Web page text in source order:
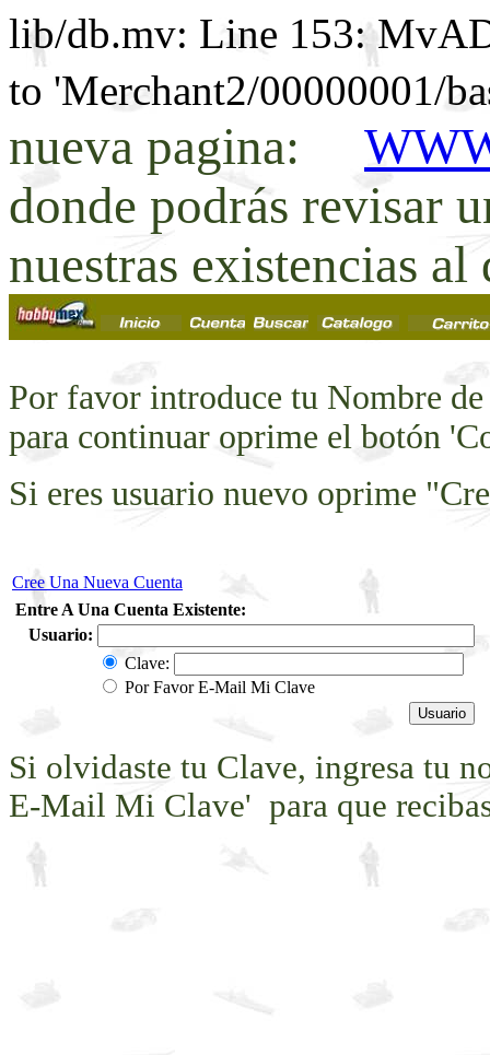
lib/db.mv: Line 153:
to 'Merchant2/00000001/
nueva pagina:
donde podrás revisar
nuestras existencias al
Por favor introduce tu Nombre
para continuar oprime el botón
Si eres usuario nuevo oprime
Cree Una Nueva Cuenta
Entre A Una Cuenta Existente:
Usuario:
Clave:
Por Favor E-Mail Mi Clave
Si olvidaste tu Clave, ingresa tu
E-Mail Mi Clave' para que